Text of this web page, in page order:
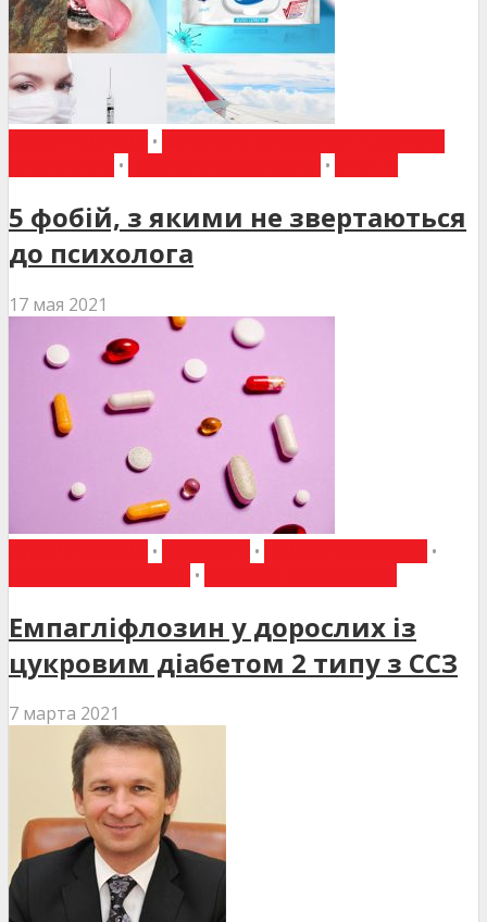
•
• •
5 фобій, з якими не звертаються
до психолога
17 мая 2021
• •
•
•
Емпагліфлозин у дорослих із
цукровим діабетом 2 типу з ССЗ
7 марта 2021